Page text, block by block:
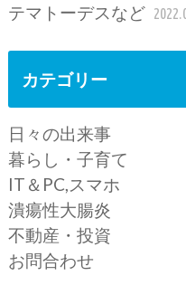
テマトーデスなど
カテゴリー
日々の出来事
暮らし・子育て
IT＆PC,スマホ
潰瘍性大腸炎
不動産・投資
お問合わせ